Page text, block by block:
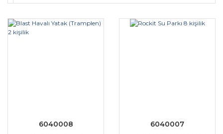
6040008 6040007